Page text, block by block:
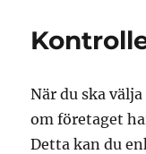
När du ska
om företaget
Detta kan du